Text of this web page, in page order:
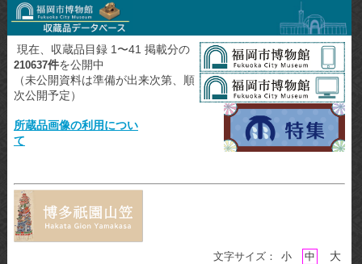
現在、収蔵品目録 1〜41 掲載分の
210637件を公開中
（未公開資料は準備が出来次第、順
次公開予定）
所蔵品画像の利用につい
て
文字サイズ： 小 中 大